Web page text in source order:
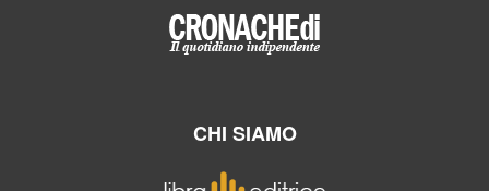
CHI SIAMO